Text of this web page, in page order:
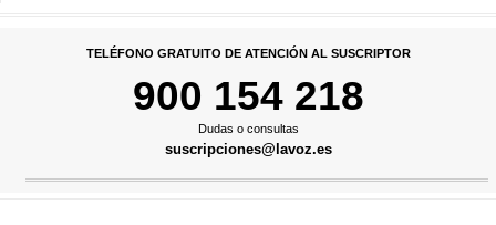
TELÉFONO GRATUITO DE ATENCIÓN AL SUSCRIPTOR
900 154 218
Dudas o consultas
suscripciones@lavoz.es